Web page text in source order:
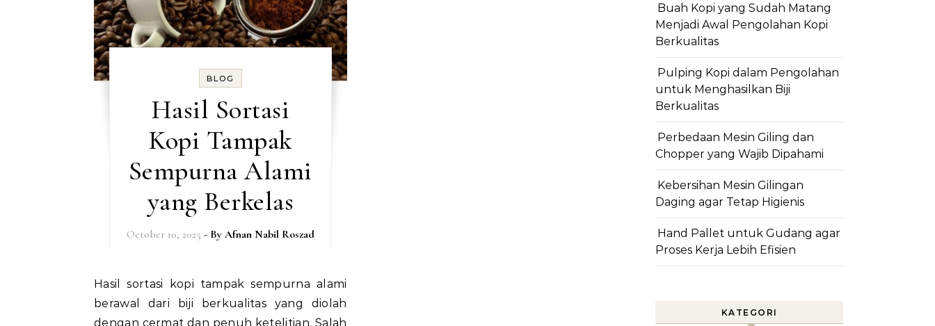
BLOG
Hasil Sortasi
Kopi Tampak
Sempurna Alami
yang Berkelas
October 10, 2025 - By Afnan Nabil Roszad
Hasil sortasi kopi tampak sempurna alami
berawal dari biji berkualitas yang diolah
dengan cermat dan penuh ketelitian. Salah
Buah Kopi yang Sudah Matang
Menjadi Awal Pengolahan Kopi
Berkualitas
Pulping Kopi dalam Pengolahan
untuk Menghasilkan Biji
Berkualitas
Perbedaan Mesin Giling dan
Chopper yang Wajib Dipahami
Kebersihan Mesin Gilingan
Daging agar Tetap Higienis
Hand Pallet untuk Gudang agar
Proses Kerja Lebih Efisien
KATEGORI